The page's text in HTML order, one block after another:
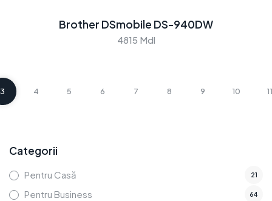
Brother DSmobile DS-940DW
4815 Mdl
3 4 5 6 7 8 9 10 11
Categorii
Pentru Casă 21
Pentru Business 64